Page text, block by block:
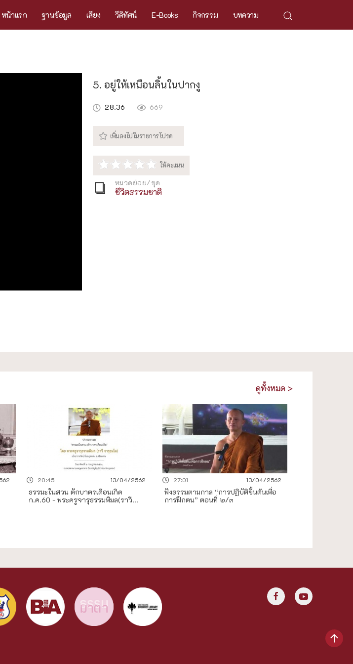
หน้าแรก ฐานข้อมูล เสียง วีดิทัศน์ E-Books กิจกรรม บทความ
5. อยู่ให้เหมือนลิ้นในปากงู
28.36 669
หมวดย่อย/ชุด
ชีวิตธรรมชาติ
13/04/2562
20:45
ธรรมะในสวน ตักบาตรเดือนเกิด
ก.ค.60 - พระครูจารุธรรมพิมล(ราวี...
13/04/2562
27:01
ฟังธรรมตามกาล “การปฏิบัติขั้นต้นเพื่อ
การฝึกตน” ตอนที่ ๒/๓
ดูทั้งหมด >